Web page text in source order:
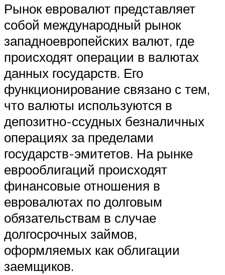
Рынок евровалют представляет
собой международный рынок
западноевропейских валют, где
происходят операции в валютах
данных государств. Его
функционирование связано с тем,
что валюты используются в
депозитно-ссудных безналичных
операциях за пределами
государств-эмитетов. На рынке
еврооблигаций происходят
финансовые отношения в
евровалютах по долговым
обязательствам в случае
долгосрочных займов,
оформляемых как облигации
заемщиков.